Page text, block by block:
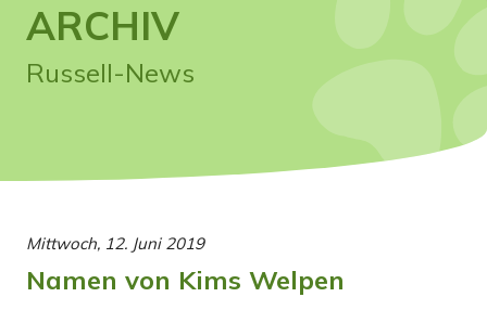
ARCHIV
Russell-News
Mittwoch, 12. Juni 2019
Namen von Kims Welpen